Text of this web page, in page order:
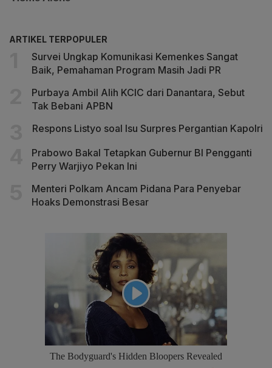
ARTIKEL TERPOPULER
Survei Ungkap Komunikasi Kemenkes Sangat
Baik, Pemahaman Program Masih Jadi PR
Purbaya Ambil Alih KCIC dari Danantara, Sebut
Tak Bebani APBN
Respons Listyo soal Isu Surpres Pergantian Kapolri
Prabowo Bakal Tetapkan Gubernur BI Pengganti
Perry Warjiyo Pekan Ini
Menteri Polkam Ancam Pidana Para Penyebar
Hoaks Demonstrasi Besar